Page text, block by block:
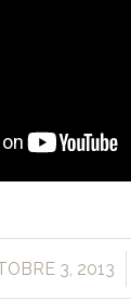
3, 2013
/